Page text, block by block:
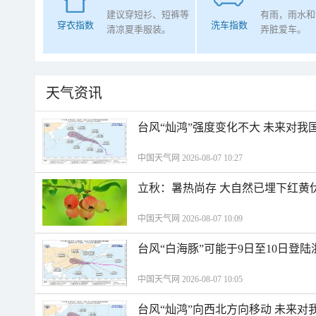
穿衣指数
建议穿短衫、短裤等
清凉夏季服装。
洗车指数
有雨，雨水
弄脏爱车。
天气资讯
台风“灿鸿”强度变化不大 未来对我
中国天气网 2026-08-07 10:27
立秋：暑热尚存 大自然已埋下红黄
中国天气网 2026-08-07 10:09
台风“白海豚”可能于9日至10日登陆
中国天气网 2026-08-07 10:05
台风“灿鸿”向西北方向移动 未来对